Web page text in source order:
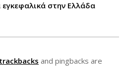
εγκεφαλικά στην Ελλάδα
trackbacks and pingbacks are